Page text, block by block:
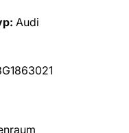
Audi